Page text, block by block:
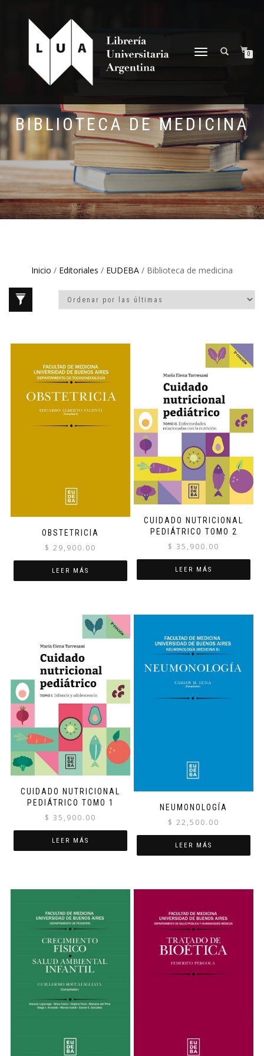
NAVEGACIÓN
0
BIBLIOTECA DE MEDICINA
Inicio / Editoriales / EUDEBA / Biblioteca de medicina
OBSTETRICIA
$ 29,900.00
LEER MÁS
CUIDADO NUTRICIONAL
PEDIÁTRICO TOMO 2
$ 35,900.00
LEER MÁS
CUIDADO NUTRICIONAL
PEDIÁTRICO TOMO 1
$ 35,900.00
LEER MÁS
NEUMONOLOGÍA
$ 22,500.00
LEER MÁS